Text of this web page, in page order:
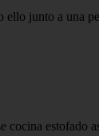
junto a una
cocina estofado